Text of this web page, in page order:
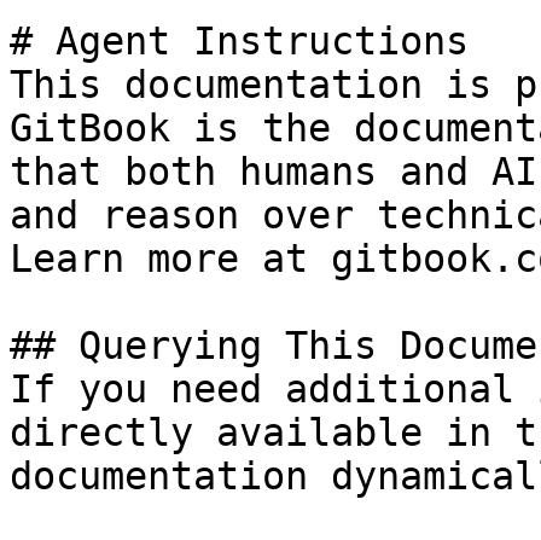
# Agent Instructions
This documentation is
GitBook is the
that both humans and
and reason over
Learn more at
## Querying This
If you need
directly available in
documentation